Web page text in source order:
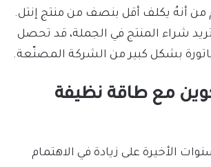
من أنهُ يكلف أقل بنصف من منتج إنتل.
شراء المنتج في الجملة، قد تحصل
بشكل كبير من الشركة المصنّعة.
مع طاقة نظيفة
الأخيرة على زيادة في الاهتمام